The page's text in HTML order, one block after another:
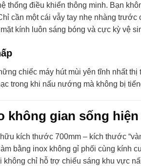
thống điều khiển thông minh. Bạn
cần một cái vẫy tay nhẹ nhàng trước
kính luôn sáng bóng và cực kỳ vệ
chiếc máy hút mùi yên tĩnh nhất
trong khi nấu nướng mà không bị
không gian sống hiện
kích thước 700mm – kích thước
bằng inox không gỉ phối cùng kính
chỉ hỗ trợ chiếu sáng khu vực